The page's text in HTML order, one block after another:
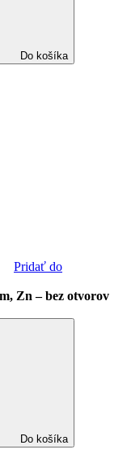
Do košíka
Pridať do
Zn – bez otvorov
Do košíka